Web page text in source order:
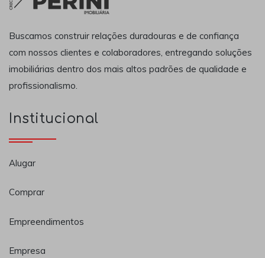
Buscamos construir relações duradouras e de confiança
com nossos clientes e colaboradores, entregando soluções
imobiliárias dentro dos mais altos padrões de qualidade e
profissionalismo.
Institucional
Alugar
Comprar
Empreendimentos
Empresa